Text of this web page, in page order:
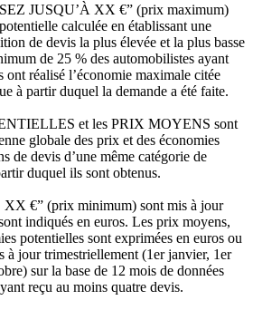
JUSQU’À XX €” (prix maximum)
calculée en établissant une
de devis la plus élevée et la plus basse
de 25 % des automobilistes ayant
ont réalisé l’économie maximale citée
à partir duquel la demande a été faite.
et les PRIX MOYENS sont
globale des prix et des économies
de devis d’une même catégorie de
duquel ils sont obtenus.
€” (prix minimum) sont mis à jour
indiqués en euros. Les prix moyens,
potentielles sont exprimées en euros ou
à jour trimestriellement (1er janvier, 1er
sur la base de 12 mois de données
reçu au moins quatre devis.